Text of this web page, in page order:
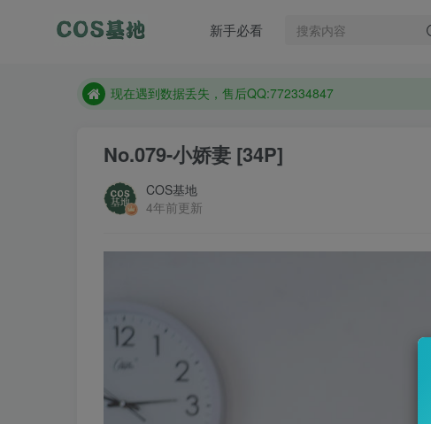
新手必看
售后QQ:772334847
现在遇到数据丢失，售后QQ:772334847
防失联：百度搜索《趣画刊》，实时查看最新站点。
No.079-小娇妻 [34P]
COS基地
4年前更新